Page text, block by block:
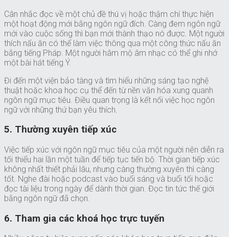
Cân nhắc đọc về một chủ đề thú vị hoặc thậm chí thực hiện
một hoạt động mới bằng ngôn ngữ đích. Càng đem ngôn ngữ
mới vào cuộc sống thì bạn mới thành thạo nó được. Một người
thích nấu ăn có thể làm việc thông qua một công thức nấu ăn
bằng tiếng Pháp. Một người hâm mộ âm nhạc có thể ghi nhớ
một bài hát tiếng Ý.
Đi đến một viện bảo tàng và tìm hiểu những sáng tạo nghệ
thuật hoặc khoa học cụ thể đến từ nền văn hóa xung quanh
ngôn ngữ mục tiêu. Điều quan trọng là kết nối việc học ngôn
ngữ với những thứ bạn yêu thích.
5. Thường xuyên tiếp xúc
Việc tiếp xúc với ngôn ngữ mục tiêu của một người nên diễn ra
tối thiểu hai lần một tuần để tiếp tục tiến bộ. Thời gian tiếp xúc
không nhất thiết phải lâu, nhưng càng thường xuyên thì càng
tốt. Nghe đài hoặc podcast vào buổi sáng và buổi tối hoặc
đọc tài liệu trong ngày để dành thời gian. Đọc tin tức thế giới
bằng ngôn ngữ đã chọn.
6. Tham gia các khoá học trực tuyến